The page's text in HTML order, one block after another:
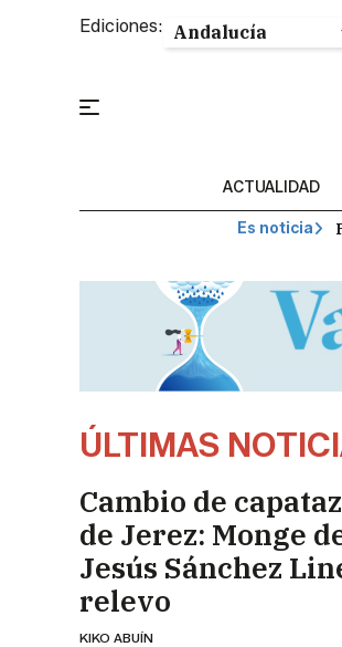
Ediciones:
ACTUALIDAD
Es noticia
ÚLTIMAS
Cambio de
de Jerez: Monge
Jesús Sánchez
relevo
KIKO ABUÍN